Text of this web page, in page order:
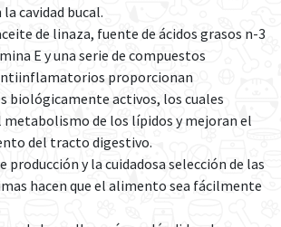
cavidad bucal.
de linaza, fuente de ácidos grasos n-3
E y una serie de compuestos
proporcionan
biológicamente activos, los cuales
de los lípidos y mejoran el
del tracto digestivo.
producción y la cuidadosa selección de las
hacen que el alimento sea fácilmente